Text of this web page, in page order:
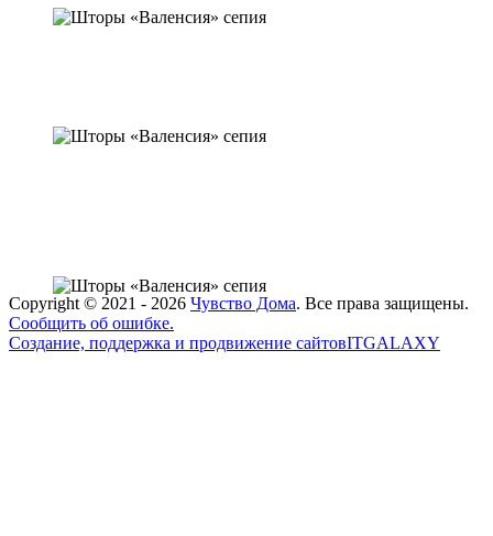
Copyright © 2021 - 2026 Чувство Дома. Все права защищены.
Сообщить об ошибке.
Создание, поддержка и продвижение сайтовITGALAXY